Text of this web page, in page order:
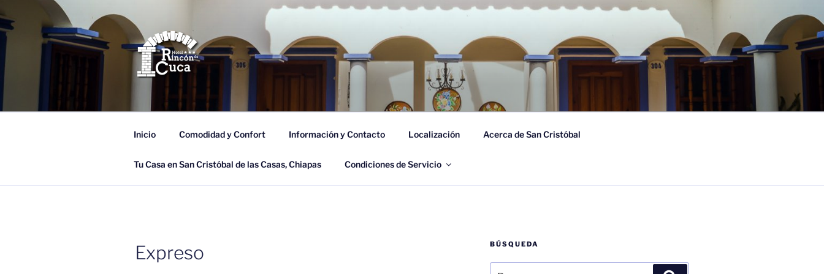
al
contenido
HOTEL RINCÓN DE CUCA
Tu Casa en San Cristóbal de las Casas, Chiapas.
Inicio Comodidad y Confort Información y Contacto Localización Acerca de San Cristóbal
Tu Casa en San Cristóbal de las Casas, Chiapas Condiciones de Servicio
Expreso BÚSQUEDA